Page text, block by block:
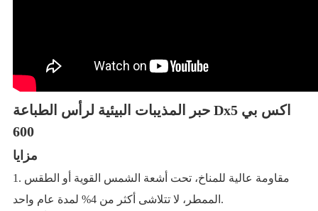
حبر المذيبات البيئية لرأس الطباعة Dx5 اكس بي
600
مزايا
1. مقاومة عالية للمناخ، تحت أشعة الشمس القوية أو الطقس
الممطر، لا تتلاشى أكثر من 4% لمدة عام واحد.